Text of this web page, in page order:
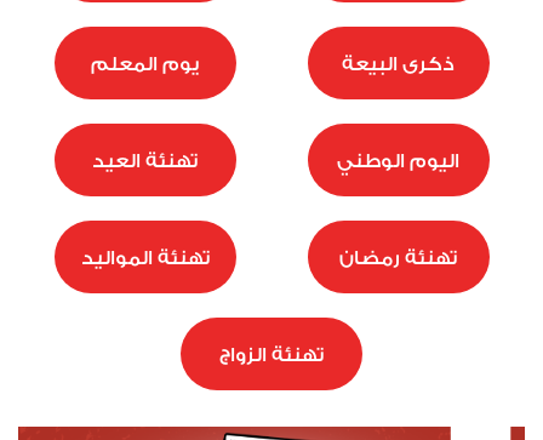
ذكرى البيعة يوم المعلم
اليوم الوطني تهنئة العيد
تهنئة رمضان تهنئة المواليد
تهنئة الزواج